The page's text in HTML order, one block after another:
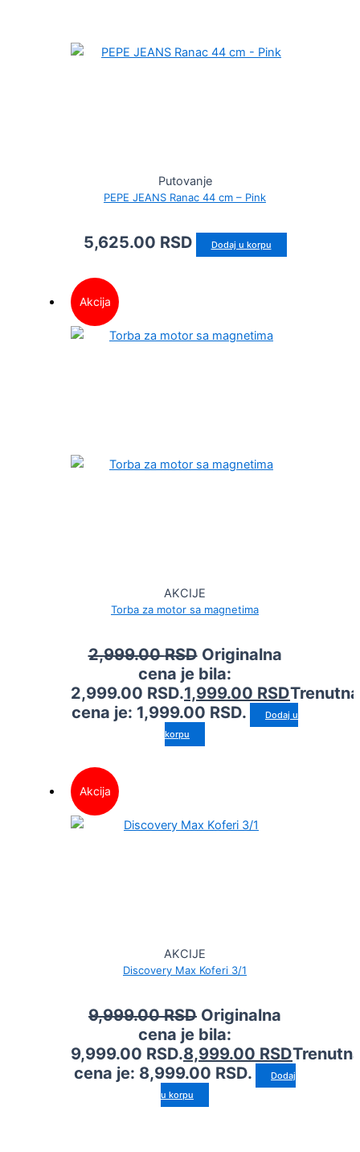
Putovanje
PEPE JEANS Ranac 44 cm – Pink
5,625.00 RSD Dodaj u korpu
Akcija
AKCIJE
Torba za motor sa magnetima
2,999.00RSD Originalna
cena je bila:
2,999.00 RSD.1,999.00 RSDTrenutna
cena je: 1,999.00 RSD.
Dodaj u
korpu
Akcija
AKCIJE
Discovery Max Koferi 3/1
9,999.00RSD Originalna
cena je bila:
9,999.00 RSD.8,999.00 RSD
cena je: 8,999.00 RSD.
Dodaj
u korpu